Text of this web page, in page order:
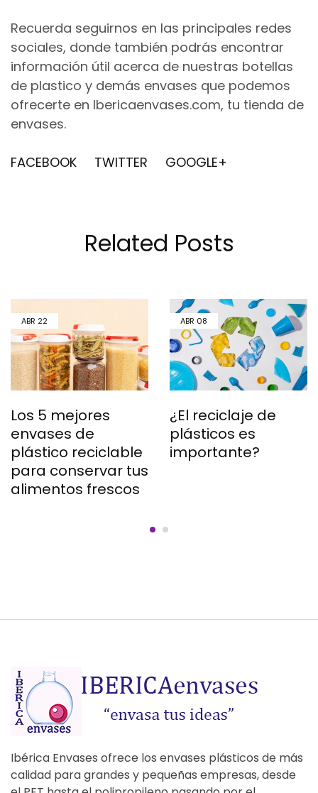
Recuerda seguirnos en las principales redes
sociales, donde también podrás encontrar
información útil acerca de nuestras botellas
de plastico y demás envases que podemos
ofrecerte en Ibericaenvases.com, tu tienda de
envases.
FACEBOOK TWITTER GOOGLE+
Related Posts
ABR 22
Los 5 mejores
envases de
plástico reciclable
para conservar tus
alimentos frescos
ABR 08
¿El reciclaje de
plásticos es
importante?
Ibérica Envases ofrece los envases plásticos de más
calidad para grandes y pequeñas empresas, desde